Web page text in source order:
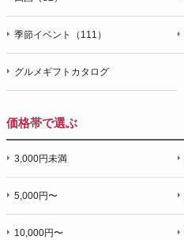
季節イベント（111）
グルメギフトカタログ
価格帯で選ぶ
3,000円未満
5,000円〜
10,000円〜